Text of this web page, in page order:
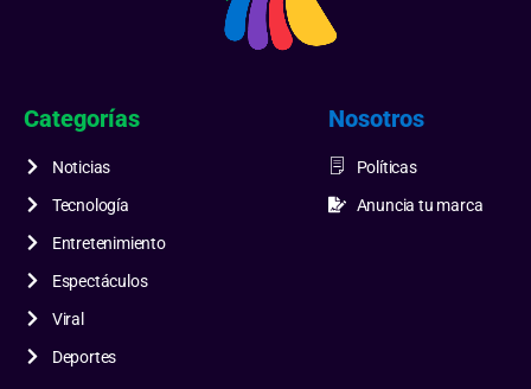
Categorías
Noticias
Tecnología
Entretenimiento
Espectáculos
Viral
Deportes
Nosotros
Políticas
Anuncia tu marca